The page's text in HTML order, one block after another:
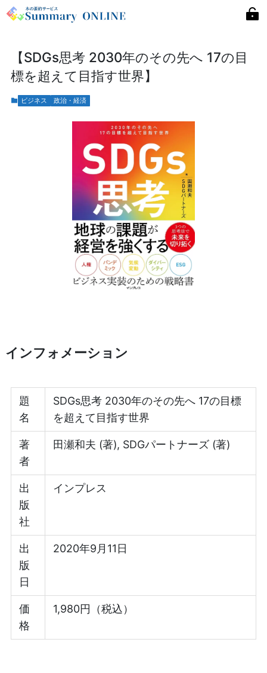
【SDGs思考 2030年のその先へ 17の目
標を超えて目指す世界】
ビジネス 政治・経済
インフォメーション
題
名
SDGs思考 2030年のその先へ 17の目標
を超えて目指す世界
著
者
田瀬和夫 (著), SDGパートナーズ (著)
出
版
社
インプレス
出
版
日
2020年9月11日
価
格
1,980円（税込）